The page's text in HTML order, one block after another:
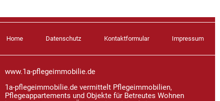
Home Datenschutz Kontaktformular Impressum
www.1a-pflegeimmobilie.de
1a-pflegeimmobilie.de vermittelt Pflegeimmobilien,
Pflegeappartements und Objekte für Betreutes Wohnen